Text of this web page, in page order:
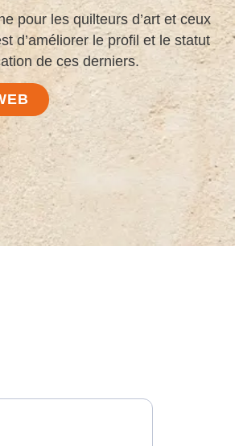
pour les quilteurs d’art et ceux
d’améliorer le profil et le statut
de ces derniers.